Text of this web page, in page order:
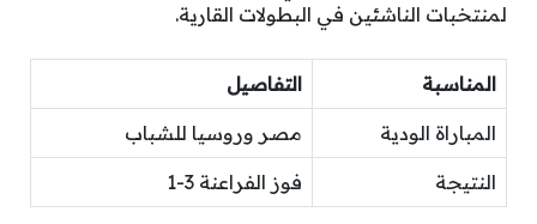
لمنتخبات الناشئين في البطولات القارية.
المناسبة التفاصيل
المباراة الودية مصر وروسيا للشباب
النتيجة فوز الفراعنة 3-1